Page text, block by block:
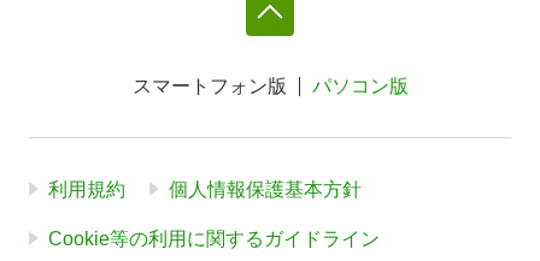
スマートフォン版 パソコン版
利用規約 個人情報保護基本方針
Cookie等の利用に関するガイドライン